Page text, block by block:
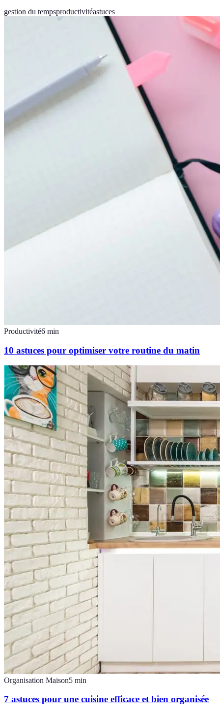
gestion du tempsproductivitéastuces
Productivité6 min
10 astuces pour optimiser votre routine du matin
Organisation Maison5 min
7 astuces pour une cuisine efficace et bien organisée